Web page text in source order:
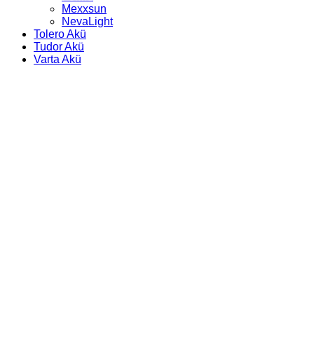
Mexxsun
NevaLight
Tolero Akü
Tudor Akü
Varta Akü